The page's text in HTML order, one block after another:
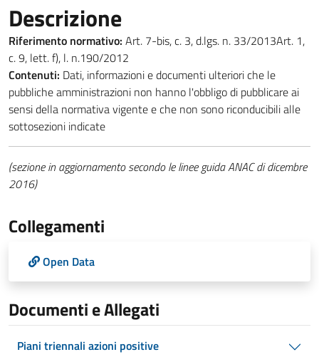
Descrizione
Riferimento normativo: Art. 7-bis, c. 3, d.lgs. n. 33/2013Art. 1,
c. 9, lett. f), l. n.190/2012
Contenuti: Dati, informazioni e documenti ulteriori che le
pubbliche amministrazioni non hanno l'obbligo di pubblicare ai
sensi della normativa vigente e che non sono riconducibili alle
sottosezioni indicate
(sezione in aggiornamento secondo le linee guida ANAC di dicembre
2016)
Collegamenti
Open Data
Documenti e Allegati
Piani triennali azioni positive